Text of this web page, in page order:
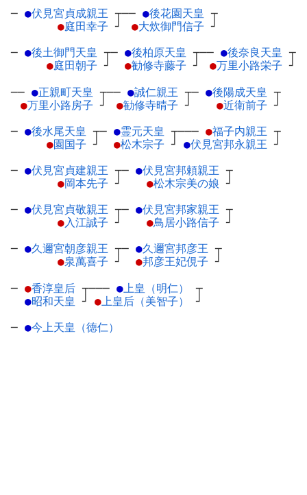
─ ●伏見宮貞成親王 ┬
●庭田幸子 ┘
── ●後花園天皇 ┬
●大炊御門信子 ┘
─ ●後土御門天皇 ┬
●庭田朝子 ┘
─ ●後柏原天皇 ┬
●勧修寺藤子 ┘
── ●後奈良天皇 ┬
●万里小路栄子 ┘
── ●正親町天皇 ┬
●万里小路房子 ┘
── ●誠仁親王 ┬
●勧修寺晴子 ┘
─ ●後陽成天皇 ┬
●近衛前子 ┘
─ ●後水尾天皇 ┬
●園国子 ┘
─ ●霊元天皇 ┬
●松木宗子 ┘
─── ●福子内親王 ┬
●伏見宮邦永親王 ┘
─ ●伏見宮貞建親王 ┬
●岡本先子 ┘
─ ●伏見宮邦頼親王 ┬
●松木宗美の娘 ┘
─ ●伏見宮貞敬親王 ┬
●入江誠子 ┘
─ ●伏見宮邦家親王 ┬
●鳥居小路信子 ┘
─ ●久邇宮朝彦親王 ┬
●泉萬喜子 ┘
─ ●久邇宮邦彦王 ┬
●邦彦王妃俔子 ┘
─ ●香淳皇后 ┬
●昭和天皇 ┘
─── ● 上皇（明仁）
┬
● 上皇后（美智子） ┘
─ ●今上天皇（徳仁）